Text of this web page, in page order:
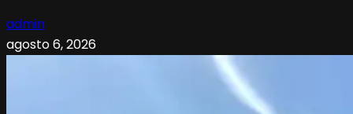
admin
agosto 6, 2026